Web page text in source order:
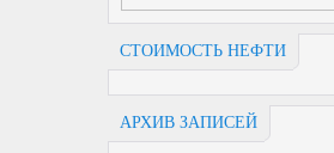
СТОИМОСТЬ НЕФТИ
АРХИВ ЗАПИСЕЙ